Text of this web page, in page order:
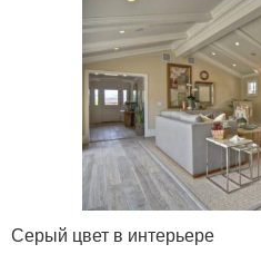
Серый цвет в интерьере